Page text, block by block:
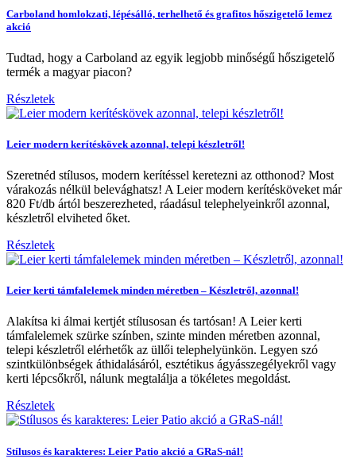
Carboland homlokzati, lépésálló, terhelhető és grafitos hőszigetelő lemez
akció
Tudtad, hogy a Carboland az egyik legjobb minőségű hőszigetelő
termék a magyar piacon?
Részletek
Leier modern kerítéskövek azonnal, telepi készletről!
Szeretnéd stílusos, modern kerítéssel keretezni az otthonod? Most
várakozás nélkül belevághatsz! A Leier modern kerítésköveket már
820 Ft/db ártól beszerezheted, ráadásul telephelyeinkről azonnal,
készletről elviheted őket.
Részletek
Leier kerti támfalelemek minden méretben – Készletről, azonnal!
Alakítsa ki álmai kertjét stílusosan és tartósan! A Leier kerti
támfalelemek szürke színben, szinte minden méretben azonnal,
telepi készletről elérhetők az üllői telephelyünkön. Legyen szó
szintkülönbségek áthidalásáról, esztétikus ágyásszegélyekről vagy
kerti lépcsőkről, nálunk megtalálja a tökéletes megoldást.
Részletek
Stílusos és karakteres: Leier Patio akció a GRaS-nál!